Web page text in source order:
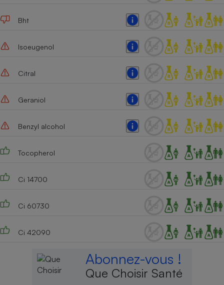
Bht
Isoeugenol
Citral
Geraniol
Benzyl alcohol
Tocopherol
Ci 14700
Ci 60730
Ci 42090
Abonnez-vous !
Que Choisir Santé